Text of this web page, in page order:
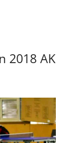
2018 AK